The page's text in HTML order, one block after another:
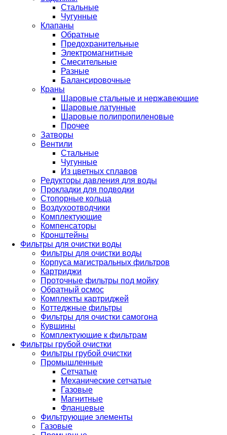
Стальные
Чугунные
Клапаны
Обратные
Предохранительные
Электромагнитные
Смесительные
Разные
Балансировочные
Краны
Шаровые стальные и нержавеющие
Шаровые латунные
Шаровые полипропиленовые
Прочее
Затворы
Вентили
Стальные
Чугунные
Из цветных сплавов
Редукторы давления для воды
Прокладки для подводки
Стопорные кольца
Воздухоотводчики
Комплектующие
Компенсаторы
Кронштейны
Фильтры для очистки воды
Фильтры для очистки воды
Корпуса магистральных фильтров
Картриджи
Проточные фильтры под мойку
Обратный осмос
Комплекты картриджей
Коттеджные фильтры
Фильтры для очистки самогона
Кувшины
Комплектующие к фильтрам
Фильтры грубой очистки
Фильтры грубой очистки
Промышленные
Сетчатые
Механические сетчатые
Газовые
Магнитные
Фланцевые
Фильтрующие элементы
Газовые